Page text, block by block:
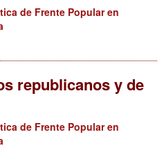
de Frente Popular en
republicanos y de
de Frente Popular en